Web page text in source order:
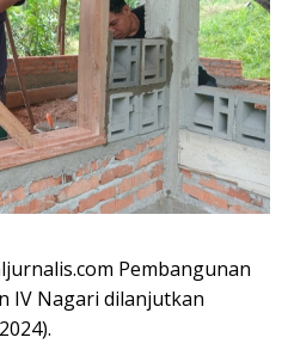
Pembangunan
IV Nagari dilanjutkan